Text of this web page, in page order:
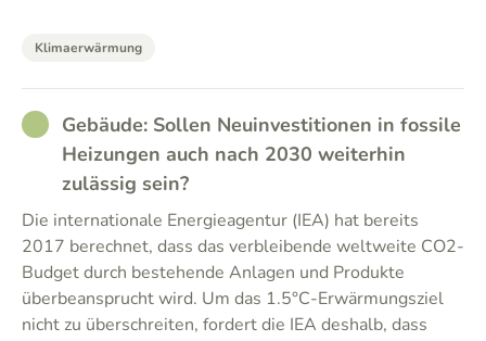
Klimaerwärmung
RATHER_GOOD
Gebäude: Sollen Neuinvestitionen in fossile
Heizungen auch nach 2030 weiterhin
zulässig sein?
Die internationale Energieagentur (IEA) hat bereits
2017 berechnet, dass das verbleibende weltweite CO2-
Budget durch bestehende Anlagen und Produkte
überbeansprucht wird. Um das 1.5°C-Erwärmungsziel
nicht zu überschreiten, fordert die IEA deshalb, dass